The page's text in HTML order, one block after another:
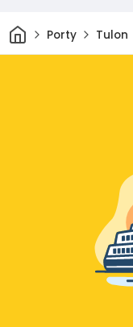
DomPorty Tulon